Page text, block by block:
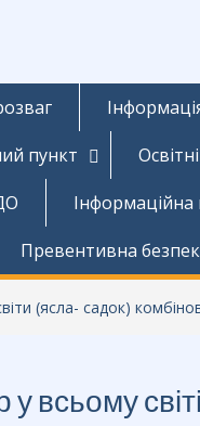
пункт
Інформаційна
Превентивна
(ясла- садок)
всьому